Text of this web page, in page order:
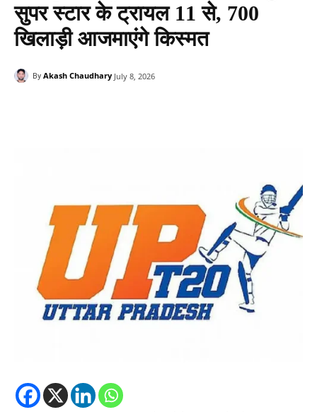
सुपर स्टार के ट्रायल 11 से, 700
खिलाड़ी आजमाएंगे किस्मत
By Akash Chaudhary July 8, 2026